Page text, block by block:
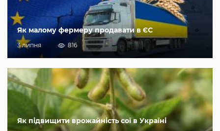
Як малому фермеру продавати в ЄС
3 липня 816
Як підвищити врожайність сої в Україні